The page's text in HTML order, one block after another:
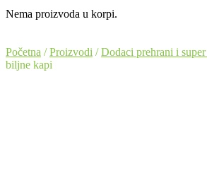
Nema proizvoda u korpi.
Početna /Proizvodi /Dodaci prehrani i super
biljne kapi